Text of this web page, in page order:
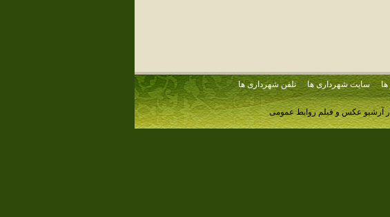
سایت شهرداری ها تلفن شهرداری ها
آرشیو عکس و فیلم روابط عمومی